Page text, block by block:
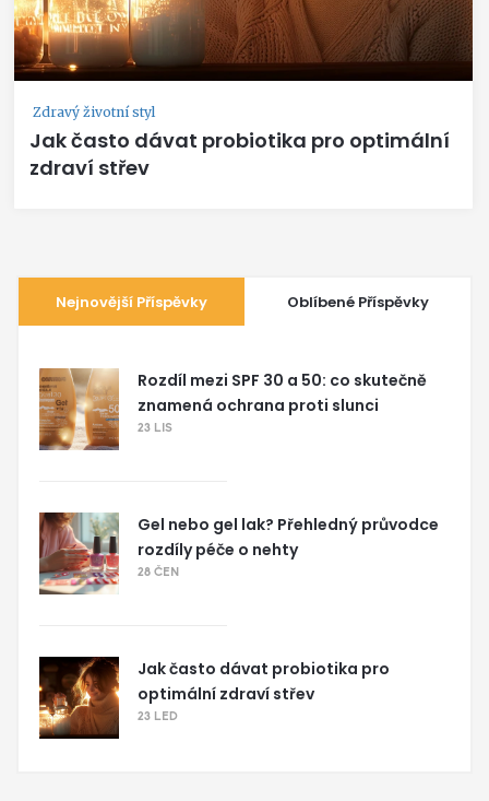
Zdravý životní styl
Jak často dávat probiotika pro optimální
zdraví střev
Nejnovější Příspěvky Oblíbené Příspěvky
Rozdíl mezi SPF 30 a 50: co skutečně
znamená ochrana proti slunci
23 LIS
Gel nebo gel lak? Přehledný průvodce
rozdíly péče o nehty
28 ČEN
Jak často dávat probiotika pro
optimální zdraví střev
23 LED